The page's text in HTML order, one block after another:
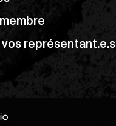
représentant.e.s
utiles